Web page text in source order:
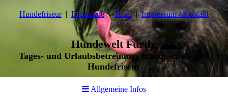
Hundefriseur Formulare Team Impressum / Kontakt
Hundewelt Fürth
Tages- und Urlaubsbetreuung, Hundeschule und
Hundefriseur
Allgemeine Infos